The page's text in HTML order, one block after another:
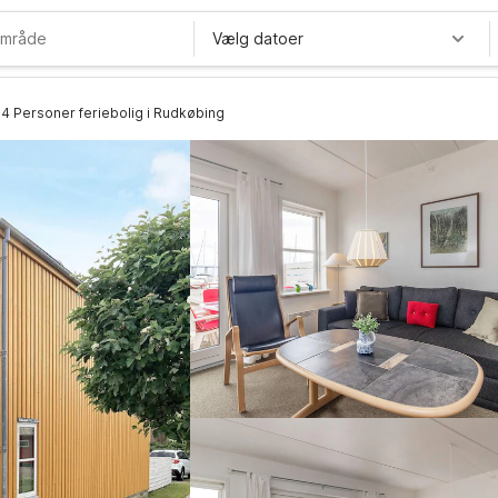
Vælg datoer
4 Personer feriebolig i Rudkøbing